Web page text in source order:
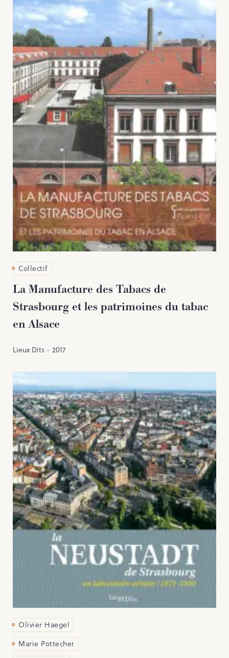
Collectif
La Manufacture des Tabacs de
Strasbourg et les patrimoines du tabac
en Alsace
Lieux Dits - 2017
Olivier Haegel
Marie Pottecher